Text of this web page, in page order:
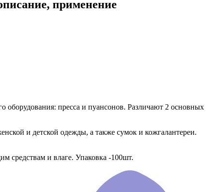
применение
оборудования: пресса и пуансонов. Различают 2 основных
и детской одежды, а также сумок и кожгалантереи.
средствам и влаге. Упаковка -100шт.